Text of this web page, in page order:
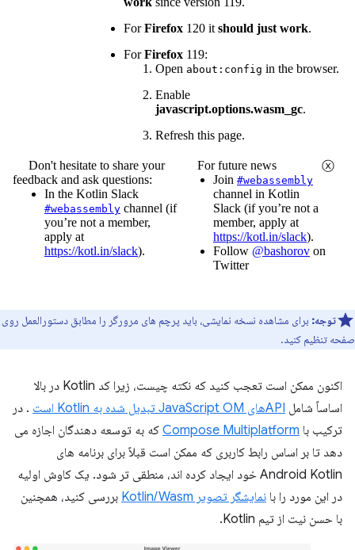
توجه: برای مشاهده نسخه نمایشی، باید پرچم های مرورگر را مطابق دستورالعمل روی
صفحه تنظیم کنید.
اکنون ممکن است تعجب کنید که نکته چیست، زیرا کد Kotlin در بالا
اساساً شامل APIهای JavaScript OM تبدیل شده به Kotlin است
. در
ترکیب با Compose Multiplatform که به توسعه دهندگان اجازه می
دهد تا بر اساس رابط کاربری که ممکن است قبلاً برای برنامه های
Android Kotlin خود ایجاد کرده اند، منطقی تر شود. یک کاوش اولیه
در این مورد را با نمایشگر تصویر Kotlin/Wasm
بررسی کنید، همچنین
با حسن نیت از تیم Kotlin.